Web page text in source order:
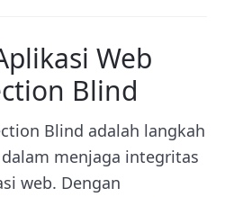
Web
Blind
Blind adalah langkah
menjaga integritas
web. Dengan